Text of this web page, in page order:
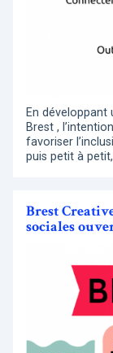
En développant
Brest ,
favoriser
puis petit à
Brest
sociales